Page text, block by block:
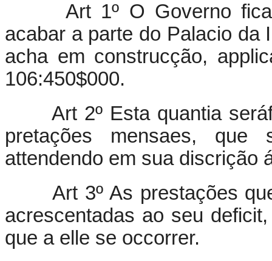
Art 1º O Governo
acabar a parte do Palacio da
acha em construcção,
106:450$000.
Art 2º Esta quantia
pretações mensaes, que
attendendo em sua discrição
Art 3º As prestações
acrescentadas ao seu
que a elle se occorrer.